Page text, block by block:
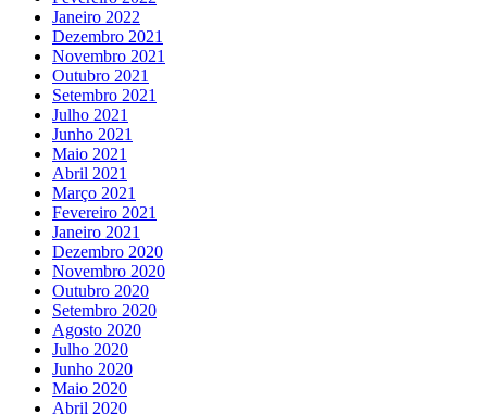
Janeiro 2022
Dezembro 2021
Novembro 2021
Outubro 2021
Setembro 2021
Julho 2021
Junho 2021
Maio 2021
Abril 2021
Março 2021
Fevereiro 2021
Janeiro 2021
Dezembro 2020
Novembro 2020
Outubro 2020
Setembro 2020
Agosto 2020
Julho 2020
Junho 2020
Maio 2020
Abril 2020